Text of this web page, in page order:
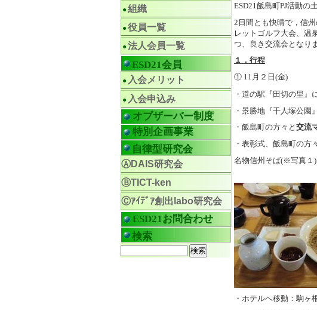
ESD21飯島町PJ活動の
2日間とも快晴で，信
レットゴルフ大会、温
つ、良き交流会となり
１．行程
① 11月２日(金)
・道の駅『田切の里
・景勝地『千人塚公園』
・飯島町の方々と 交流
・表彰式、飯島町の方
名物信州そば(※写真
・ホテルへ移動：駒ヶ
組織
役員一覧
法人会員一覧
ESD21会員
入会メリット
入会申込み
オブザーバー制度
特別企画事業
自律型研究会
ⒶDAIS研究会
ⒷTICT-ken
Ⓒｱｲﾃﾞｱ創出labo研究会
ESD21お問合わせ
検索